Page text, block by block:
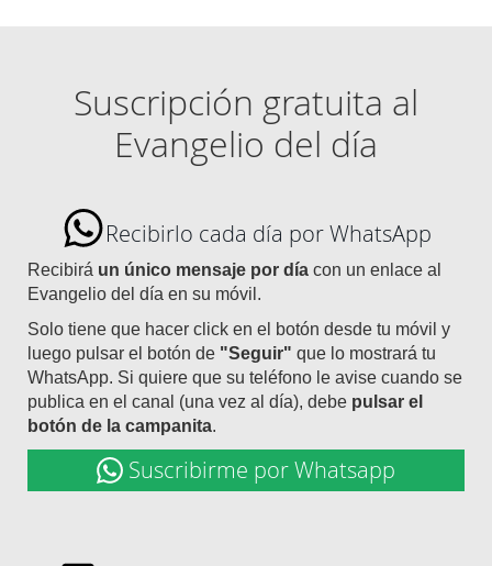
Suscripción gratuita al
Evangelio del día
Recibirlo cada día por WhatsApp
Recibirá un único mensaje por día con un enlace al
Evangelio del día en su móvil.
Solo tiene que hacer click en el botón desde tu móvil y
luego pulsar el botón de "Seguir" que lo mostrará tu
WhatsApp. Si quiere que su teléfono le avise cuando se
publica en el canal (una vez al día), debe pulsar el
botón de la campanita.
Suscribirme por Whatsapp